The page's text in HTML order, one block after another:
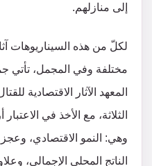
إلى منازلهم.
لكلّ من هذه السيناريوهات
مختلفة وفي المجمل، تأتي
المعهد الآثار الاقتصادية
الثلاثة، مع الأخذ في
وهي: النمو الاقتصادي، وعجز
الناتج المحلي الإجمالي،